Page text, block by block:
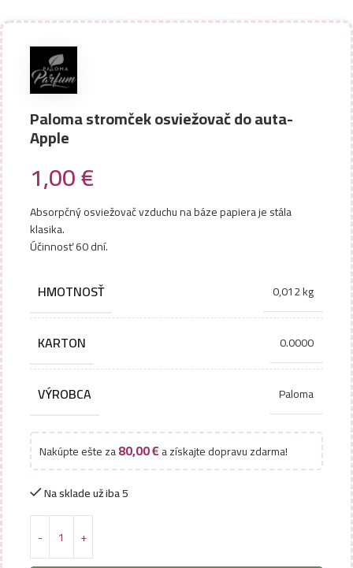
Paloma stromček osviežovač do auta-
Apple
1,00€
Absorpčný osviežovač vzduchu na báze papiera je stála
klasika.
Účinnosť 60 dní.
HMOTNOSŤ 0,012 kg
KARTON 0.0000
VÝROBCA Paloma
Nakúpte ešte za80,00€a získajte dopravu zdarma!
Na sklade už iba 5